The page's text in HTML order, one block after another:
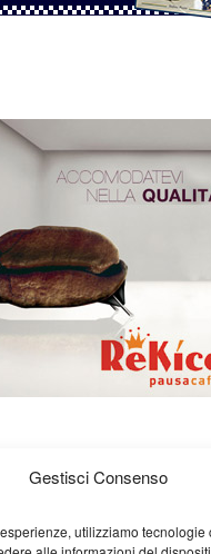
Gestisci Consenso
utilizziamo tecnologie